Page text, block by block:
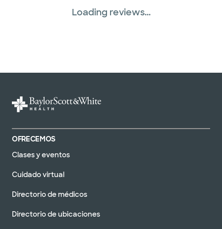
Loading reviews...
OFRECEMOS
Clases y eventos
Cuidado virtual
Directorio de médicos
Directorio de ubicaciones